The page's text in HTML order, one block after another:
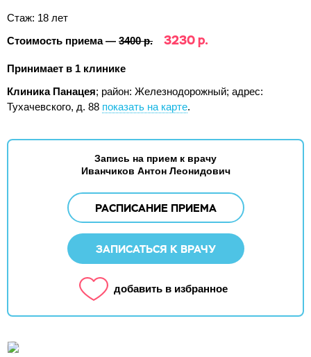
Стаж: 18 лет
Стоимость приема — 3400 р. 3230 р.
Принимает в 1 клинике
Клиника Панацея; район: Железнодорожный; адрес:
Тухачевского, д. 88 показать на карте.
Запись на прием к врачу
Иванчиков Антон Леонидович
РАСПИСАНИЕ ПРИЕМА
ЗАПИСАТЬСЯ К ВРАЧУ
добавить в избранное